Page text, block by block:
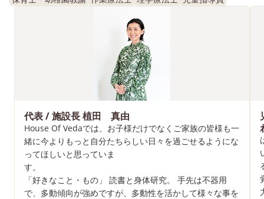
代表 / 施設長 植田 真由
House Of Vedaでは、お子様だけでなくご家族の皆様も一
緒に今よりもっと自分たちらしい日々を過ごせるようにな
ってほしいと思っていま
す。
「好きなこと・もの」 読書と身体研究。 手先は不器用
で、多動傾向が強めですが、多動性を活かして様々な事を